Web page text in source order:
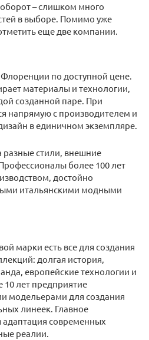
– слишком много
в выборе. Помимо уже
еще две компании.
по доступной цене.
материалы и технологии,
созданной паре. При
напрямую с производителем и
в единичном экземпляре.
разные стили, внешние
более 100 лет
достойно
итальянскими модными
марки есть все для создания
долгая история,
европейские технологии и
лет предприятие
модельерами для создания
линеек. Главное
современных
реалии.